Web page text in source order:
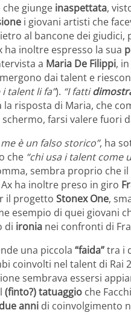
che giunge inaspettata,
i giovani artisti che
al bancone dei giudici,
ha inoltre espresso la sua
a Maria De Filippi,
dai talent e
talent li fa”). “I fatti
la risposta di Maria, che
farsi valere fuori
è un falso storico”, ha
che “chi usa i talent come
sembra proprio che
ha inoltre preso in giro
il progetto Stonex One,
esempio di quei giovani
di ironia nei confronti di
una piccola “faida”tra i
coinvolti nel talent di
sembrava essersi
(finto?) tatuaggio che
due anni di coinvolgimento